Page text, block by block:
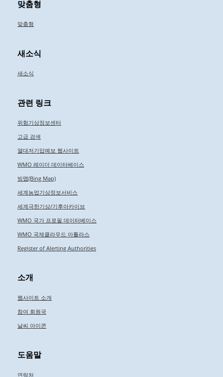
맞춤형
맞춤형
새소식
새소식
관련 링크
위험기상정보센터
고급 검색
열대저기압예보 웹사이트
WMO 레이더 데이터베이스
빙맵(Bing Map)
세계농업기상정보서비스
세계극한기상/기후아카이브
WMO 국가 프로필 데이터베이스
WMO 국제클라우드 아틀라스
Register of Alerting Authorities
소개
웹사이트 소개
참여 회원국
날씨 아이콘
도움말
연락처